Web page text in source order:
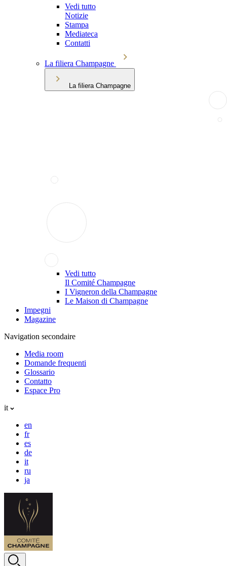
Vedi tutto
Notizie
Stampa
Mediateca
Contatti
La filiera Champagne
La filiera Champagne
Vedi tutto
Il Comité Champagne
I Vigneron della Champagne
Le Maison di Champagne
Impegni
Magazine
Navigation secondaire
Media room
Domande frequenti
Glossario
Contatto
Espace Pro
it
en
fr
es
de
it
ru
ja